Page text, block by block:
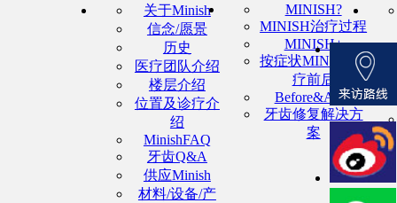
关于Minish
信念/愿景
历史
医疗团队介绍
楼层介绍
位置及诊疗介
绍
MinishFAQ
牙齿Q&A
供应Minish
材料/设备/产
MINISH?
MINISH治疗过程
MINISH+
按症状MINISH治
疗前后
Before&After
牙齿修复解决方
案